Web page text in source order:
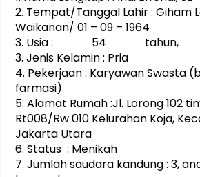
2. Tempat/Tanggal Lahir : Giham
Waikanan/ 01 – 09 – 1964
3. Usia : 54
3. Jenis Kelamin : Pria
4. Pekerjaan : Karyawan Swasta
farmasi)
5. Alamat Rumah :Jl. Lorong 102
Rt008/Rw 010 Kelurahan Koja,
Jakarta Utara
6. Status : Menikah
7. Jumlah saudara kandung : 3,